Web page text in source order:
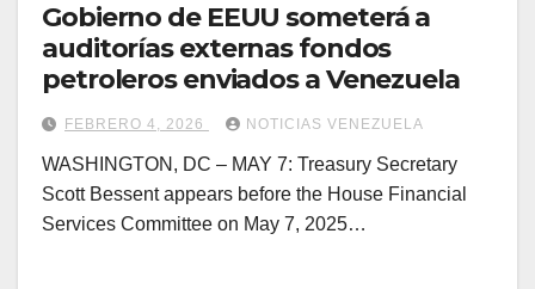
Gobierno de EEUU someterá a
auditorías externas fondos
petroleros enviados a Venezuela
FEBRERO 4, 2026 NOTICIAS VENEZUELA
WASHINGTON, DC – MAY 7: Treasury Secretary
Scott Bessent appears before the House Financial
Services Committee on May 7, 2025…